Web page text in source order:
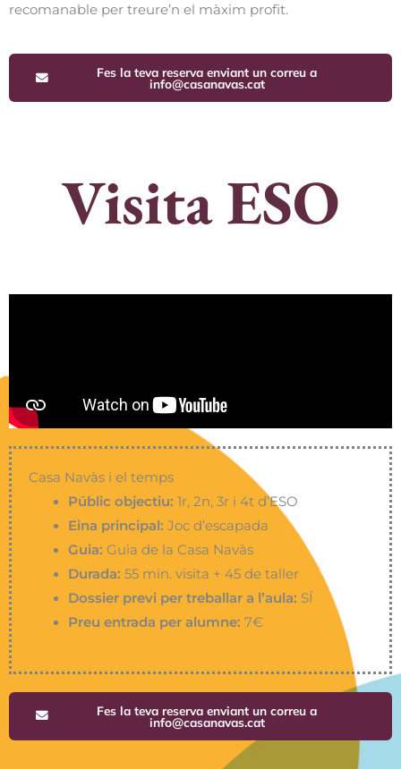
recomanable per treure’n el màxim profit.
Fes la teva reserva enviant un correu a
info@casanavas.cat
Visita ESO
Casa Navàs i el temps
Públic objectiu: 1r, 2n, 3r i 4t d’ESO
Eina principal: Joc d’escapada
Guia: Guia de la Casa Navàs
Durada: 55 min. visita + 45 de taller
Dossier previ per treballar a l’aula: SÍ
Preu entrada per alumne: 7€
Fes la teva reserva enviant un correu a
info@casanavas.cat